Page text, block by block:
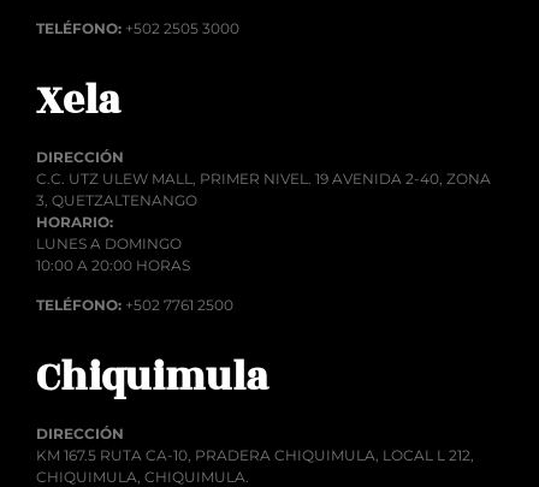
TELÉFONO: +502 2505 3000
Xela
DIRECCIÓN
C.C. UTZ ULEW MALL, PRIMER NIVEL. 19 AVENIDA 2-40, ZONA
3, QUETZALTENANGO
HORARIO:
LUNES A DOMINGO
10:00 A 20:00 HORAS
TELÉFONO: +502 7761 2500
Chiquimula
DIRECCIÓN
KM 167.5 RUTA CA-10, PRADERA CHIQUIMULA, LOCAL L 212,
CHIQUIMULA, CHIQUIMULA.